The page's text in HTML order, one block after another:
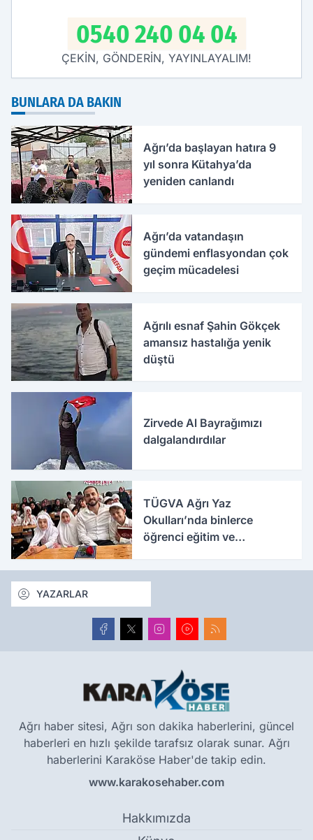
0540 240 04 04
ÇEKİN, GÖNDERİN, YAYINLAYALIM!
BUNLARA DA BAKIN
Ağrı’da başlayan hatıra 9
yıl sonra Kütahya’da
yeniden canlandı
Ağrı’da vatandaşın
gündemi enflasyondan çok
geçim mücadelesi
Ağrılı esnaf Şahin Gökçek
amansız hastalığa yenik
düştü
Zirvede Al Bayrağımızı
dalgalandırdılar
TÜGVA Ağrı Yaz
Okulları’nda binlerce
öğrenci eğitim ve
YAZARLAR
Ağrı haber sitesi, Ağrı son dakika haberlerini, güncel
haberleri en hızlı şekilde tarafsız olarak sunar. Ağrı
haberlerini Karaköse Haber'de takip edin.
www.karakosehaber.com
Hakkımızda